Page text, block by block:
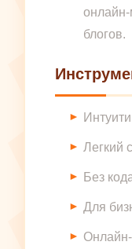
блогов.
Легкий
Без
Для